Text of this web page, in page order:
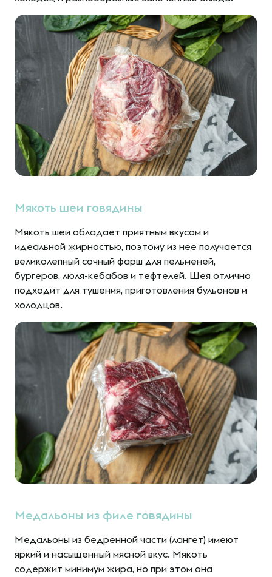
Мякоть шеи говядины
Мякоть шеи обладает приятным вкусом и
идеальной жирностью, поэтому из нее получается
великолепный сочный фарш для пельменей,
бургеров, люля-кебабов и тефтелей. Шея отлично
подходит для тушения, приготовления бульонов и
холодцов.
Медальоны из филе говядины
Медальоны из бедренной части (лангет) имеют
яркий и насыщенный мясной вкус. Мякоть
содержит минимум жира, но при этом она